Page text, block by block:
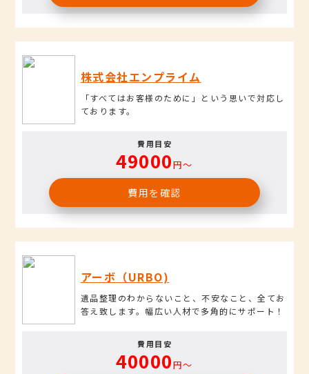
株式会社エンプライム
「すべてはお客様のために」という思いで対応し
ております。
費用目安
49000円〜
費用を確認
アーボ（URBO)
遺品整理のわからないこと、不安なこと、全てお
答え致します。幅広い人材で多角的にサポート！
費用目安
40000円〜